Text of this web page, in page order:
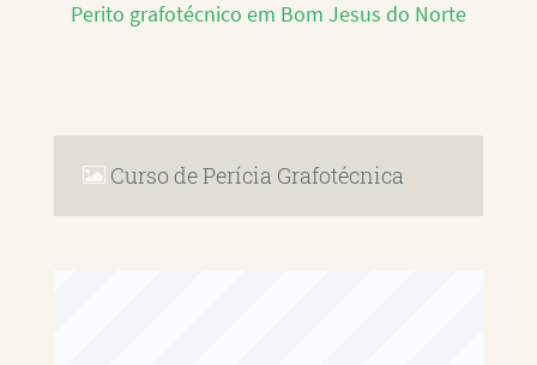
Perito grafotécnico em Bom Jesus do Norte
Curso de Perícia Grafotécnica